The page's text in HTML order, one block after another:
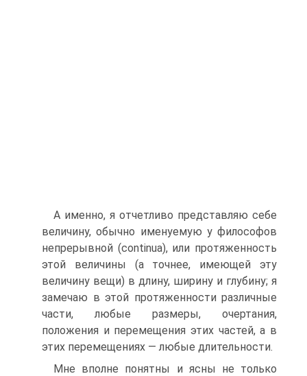
А именно, я отчетливо представляю себе
величину, обычно именуемую у философов
непрерывной (continua), или протяженность
этой величины (а точнее, имеющей эту
величину вещи) в длину, ширину и глубину; я
замечаю в этой протяженности различные
части, любые размеры, очертания,
положения и перемещения этих частей, а в
этих перемещениях — любые длительности.
Мне вполне понятны и ясны не только